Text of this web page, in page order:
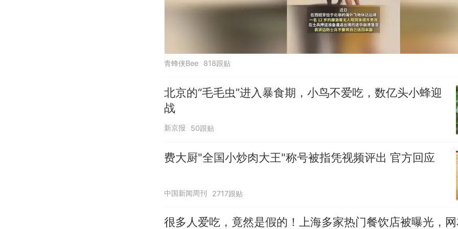
青蜂侠Bee 818跟贴
北京的“毛毛虫”进入暴食期，小鸟不爱吃，数亿头小蜂迎
战
新京报 50跟贴
费大厨"全国小炒肉大王"称号被指凭视频评出 官方回应
中国新闻周刊 2717跟贴
很多人爱吃，竟然是假的！上海多家热门餐饮店被曝光，